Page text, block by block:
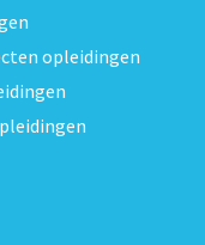
opleidingen